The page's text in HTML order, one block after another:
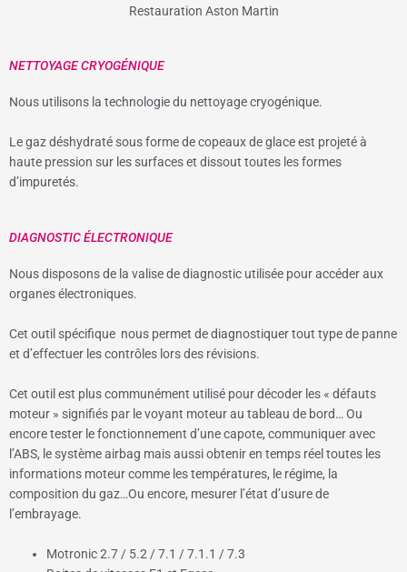
Restauration Aston Martin
NETTOYAGE CRYOGÉNIQUE
Nous utilisons la technologie du nettoyage cryogénique.
Le gaz déshydraté sous forme de copeaux de glace est projeté à
haute pression sur les surfaces et dissout toutes les formes
d’impuretés.
DIAGNOSTIC ÉLECTRONIQUE
Nous disposons de la valise de diagnostic utilisée pour accéder aux
organes électroniques.
Cet outil spécifique nous permet de diagnostiquer tout type de panne
et d’effectuer les contrôles lors des révisions.
Cet outil est plus communément utilisé pour décoder les « défauts
moteur » signifiés par le voyant moteur au tableau de bord… Ou
encore tester le fonctionnement d’une capote, communiquer avec
l’ABS, le système airbag mais aussi obtenir en temps réel toutes les
informations moteur comme les températures, le régime, la
composition du gaz…Ou encore, mesurer l’état d’usure de
l’embrayage.
Motronic 2.7 / 5.2 / 7.1 / 7.1.1 / 7.3